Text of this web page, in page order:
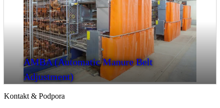
AMBA (Automatic Manure Belt
Adjustment)
Kontakt & Podpora